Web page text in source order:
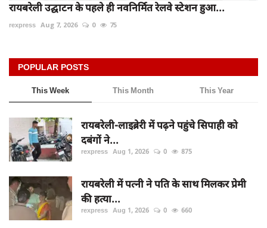
रायबरेली उद्घाटन के पहले ही नवनिर्मित रेलवे स्टेशन हुआ...
rexpress Aug 7, 2026 0 75
POPULAR POSTS
This Week This Month This Year
रायबरेली-लाइब्रेरी में पढ़ने पहुंचे सिपाही को
दबंगों ने...
rexpress Aug 1, 2026 0 875
रायबरेली में पत्नी ने पति के साथ मिलकर प्रेमी
की हत्या...
rexpress Aug 1, 2026 0 660